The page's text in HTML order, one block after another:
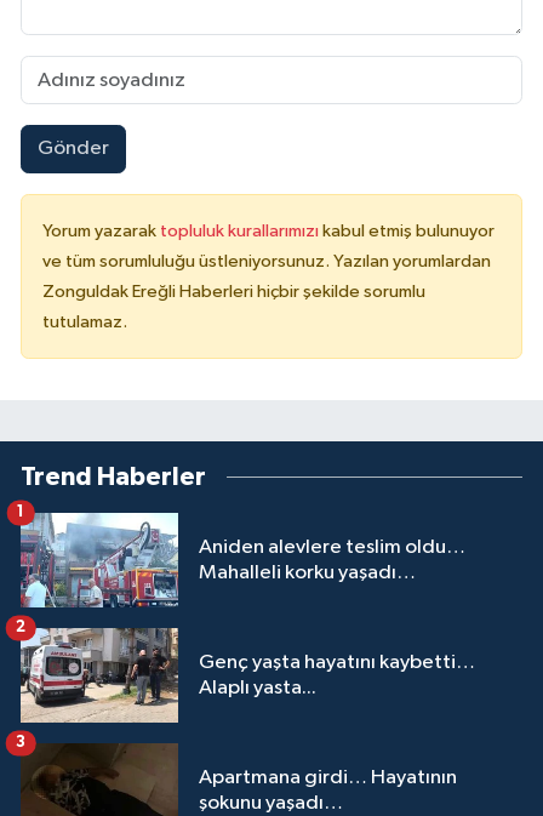
Gönder
Yorum yazarak topluluk kurallarımızı kabul etmiş bulunuyor
ve tüm sorumluluğu üstleniyorsunuz. Yazılan yorumlardan
Zonguldak Ereğli Haberleri hiçbir şekilde sorumlu
tutulamaz.
Trend Haberler
Aniden alevlere teslim oldu…
Mahalleli korku yaşadı…
1
Genç yaşta hayatını kaybetti…
Alaplı yasta...
2
Apartmana girdi… Hayatının
şokunu yaşadı…
3